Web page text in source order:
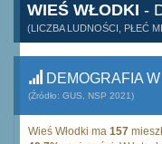
WIEŚ WŁODKI -
(LICZBA LUDNOŚCI, PŁEĆ
DEMOGRAFIA
(Źródło: GUS, NSP 2021)
Wieś Włodki ma 157